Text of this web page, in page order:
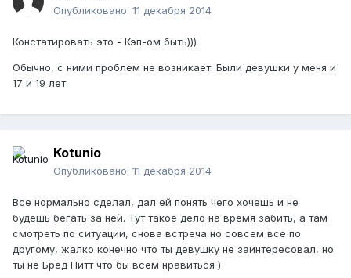
Опубликовано: 11 декабря 2014
Констатировать это - Кэп-ом быть)))
Обычно, с ними проблем не возникает. Были девушки у меня и
17 и 19 лет.
Kotunio
Опубликовано: 11 декабря 2014
Все нормально сделал, дал ей понять чего хочешь и не
будешь бегать за ней. Тут такое дело на время забить, а там
смотреть по ситуации, снова встреча но совсем все по
другому, жалко конечно что ты девушку не заинтересовал, но
ты не Бред Питт что бы всем нравиться )